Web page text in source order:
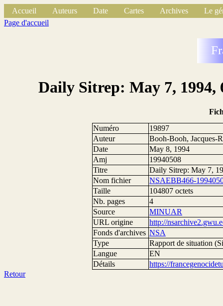
Accueil Auteurs Date Cartes Archives
Le
Page d'accueil
Daily Sitrep: May 7, 1994,
Numéro
19897
Auteur
Booh-Booh, Jacques-
Date
May 8, 1994
Amj
19940508
Titre
Daily Sitrep: May 7,
Nom fichier
NSAEBB466-
Taille
104807 octets
Nb. pages
4
Source
MINUAR
URL origine
http://
Fonds d'archives NSA
Type
Rapport de situation
Langue
EN
Détails
https://
Retour